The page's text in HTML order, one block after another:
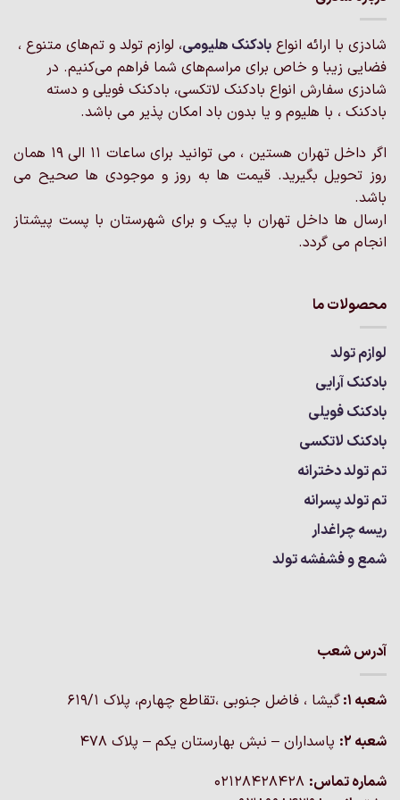
گزینه
ها
ممکن
است
در
محصول
انتخاب
گزینه
ها
ممکن
است
صفحه
محصول
انتخاب
شادزی با ارائه انواع بادکنک‌ هلیومی، لوازم تولد و تم‌های متنوع ،
فضایی زیبا و خاص برای مراسم‌های شما فراهم می‌کنیم. در
شادزی سفارش انواع بادکنک لاتکسی، بادکنک فویلی و دسته
بادکنک ، با هلیوم و یا بدون باد امکان پذیر می باشد.
اگر داخل تهران هستین ، می توانید برای ساعات 11 الی 19 همان
روز تحویل بگیرید. قیمت ها به روز و موجودی ها صحیح می
باشد.
ارسال ها داخل تهران با پیک و برای شهرستان با پست پیشتاز
انجام می گردد.
محصولات ما
لوازم تولد
بادکنک آرایی
بادکنک فویلی
بادکنک لاتکسی
تم تولد دخترانه
تم تولد پسرانه
ریسه چراغدار
شمع و فشفشه تولد
آدرس شعب
شعبه 1:
گيشا ، فاضل جنوبی ،تقاطع چهارم، پلاک 619/1
شعبه 2:
پاسداران – نبش بهارستان یکم – پلاک ۴۷۸
شماره تماس: